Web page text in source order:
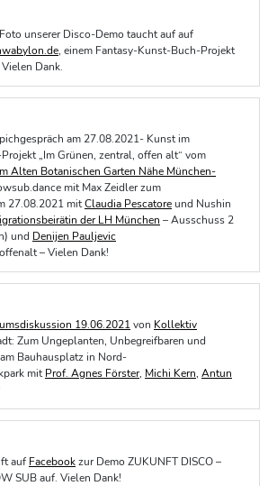
unserer Disco-Demo taucht auf auf
, einem Fantasy-Kunst-Buch-Projekt
Dank.
am 27.08.2021- Kunst im
„Im Grünen, zentral, offen alt“ vom
Alten Botanischen Garten Nähe München-
mit Max Zeidler zum
27.08.2021 mitClaudia Pescatoreund Nushin
der LH München – Ausschuss 2
und Denijen Pauljevic
– Vielen Dank!
19.06.2021von Kollektiv
Zum Ungeplanten, Unbegreifbaren und
Bauhausplatz in Nord-
mitProf. Agnes Förster, Michi Kern, Antun
auf Facebookzur Demo ZUKUNFT DISCO –
SUB auf. Vielen Dank!